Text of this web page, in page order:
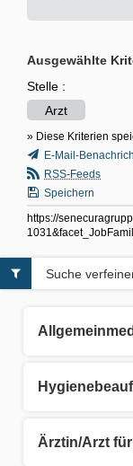
Ausgewählte
Stelle :
Arzt
» Diese Kriterien
E-Mail-
RSS-Feeds
Speichern
https://
Ärztin/Arzt
Suche